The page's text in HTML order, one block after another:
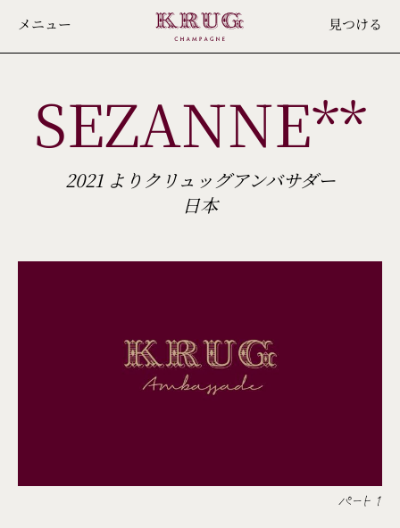
メニュー 見つける
SEZANNE**
2021 よりクリュッグアンバサダー
日本
パート 1